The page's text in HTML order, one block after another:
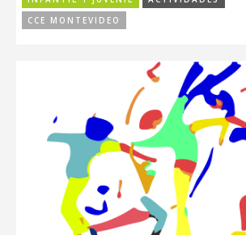
CCE MONTEVIDEO